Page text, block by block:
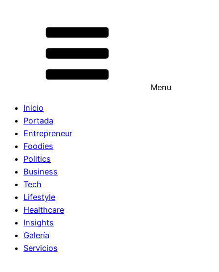
Menu
Inicio
Portada
Entrepreneur
Foodies
Politics
Business
Tech
Lifestyle
Healthcare
Insights
Galería
Servicios